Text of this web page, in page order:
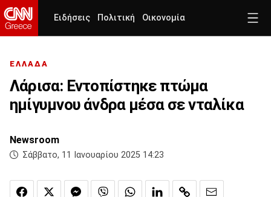
Ειδήσεις Πολιτική Οικονομία
ΕΛΛΑΔΑ
Λάρισα: Eντοπίστηκε πτώμα
ημίγυμνου άνδρα μέσα σε νταλίκα
Newsroom
Σάββατο, 11 Ιανουαρίου 2025 14:23